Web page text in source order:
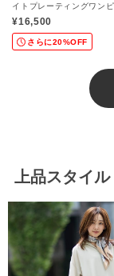
イトプレーティングワン
¥16,500
さらに20%OFF
上品スタイ